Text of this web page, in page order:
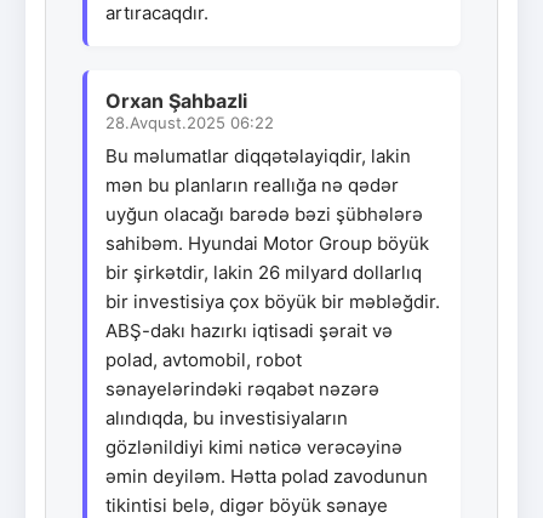
artıracaqdır.
Orxan Şahbazli
28.Avqust.2025 06:22
Bu məlumatlar diqqətəlayiqdir, lakin
mən bu planların reallığa nə qədər
uyğun olacağı barədə bəzi şübhələrə
sahibəm. Hyundai Motor Group böyük
bir şirkətdir, lakin 26 milyard dollarlıq
bir investisiya çox böyük bir məbləğdir.
ABŞ-dakı hazırkı iqtisadi şərait və
polad, avtomobil, robot
sənayelərindəki rəqabət nəzərə
alındıqda, bu investisiyaların
gözlənildiyi kimi nəticə verəcəyinə
əmin deyiləm. Hətta polad zavodunun
tikintisi belə, digər böyük sənaye